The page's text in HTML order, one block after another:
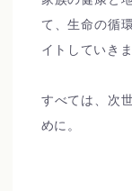
て、生命の循
イトしていきま
すべては、次
めに。